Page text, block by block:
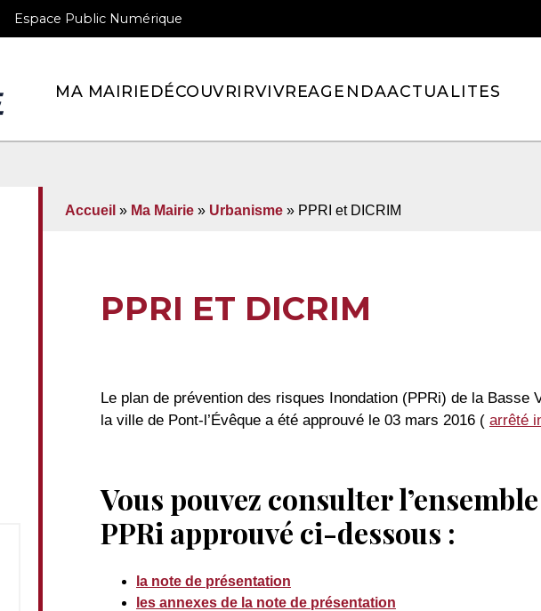
Espace Public Numérique
MA MAIRIEDÉCOUVRIRVIVREAGENDAACTUALITES
Accueil » Ma Mairie » Urbanisme » PPRI et DICRIM
PPRI ET DICRIM
Le plan de prévention des risques Inondation (PPRi) de la Basse
la ville de Pont-l’Évêque a été approuvé le 03 mars 2016 ( arrêté
Vous pouvez consulter
PPRi approuvé ci-dessous :
la note de présentation
les annexes de la note de présentation